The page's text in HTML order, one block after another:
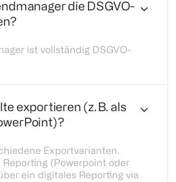
die DSGVO-
ist vollständig DSGVO-
exportieren (z. B. als
Exportvarianten.
Reporting (Powerpoint oder
ein digitales Reporting via